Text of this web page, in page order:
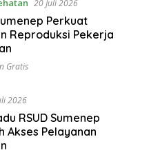
20 Juli 2026
Perkuat
Reproduksi Pekerja
Gratis
2026
RSUD Sumenep
Akses Pelayanan